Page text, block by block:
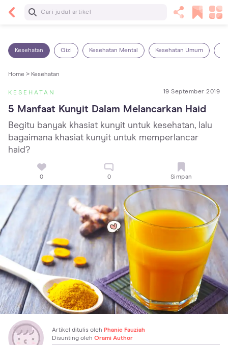
Baca Selanjutnya
Kesehatan Gizi Kesehatan Mental Kesehatan Umum
Home > Kesehatan
KESEHATAN 19 September 2019
5 Manfaat Kunyit Dalam Melancarkan Haid
Begitu banyak khasiat kunyit untuk kesehatan, lalu
bagaimana khasiat kunyit untuk memperlancar
haid?
0 0 Simpan
Artikel ditulis oleh Phanie Fauziah
Disunting oleh Orami Author